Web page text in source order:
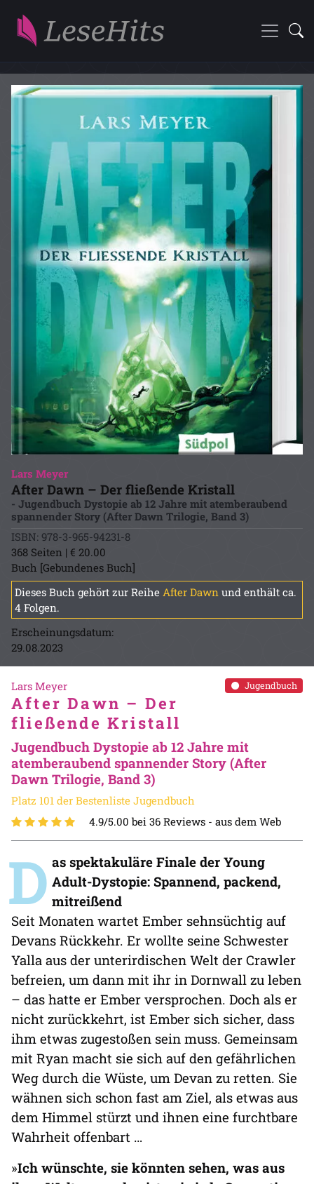
Lars Meyer
After Dawn – Der fließende Kristall
- Jugendbuch Dystopie ab 12 Jahre mit atemberaubend
spannender Story (After Dawn Trilogie, Band 3)
ISBN: 978-3-965-94231-8
368 Seiten | € 20.00
Buch [Gebundenes Buch]
Dieses Buch gehört zur Reihe After Dawn und enthält ca.
4 Folgen.
Erscheinungsdatum:
29.08.2023
Jugendbuch
Lars Meyer
After Dawn – Der
fließende Kristall
Jugendbuch Dystopie ab 12 Jahre mit
atemberaubend spannender Story (After
Dawn Trilogie, Band 3)
Platz 101 der Bestenliste Jugendbuch
4.9/5.00 bei 36 Reviews - aus dem Web
D as spektakuläre Finale der Young
Adult-Dystopie: Spannend, packend,
mitreißend
Seit Monaten wartet Ember sehnsüchtig auf
Devans Rückkehr. Er wollte seine Schwester
Yalla aus der unterirdischen Welt der Crawler
befreien, um dann mit ihr in Dornwall zu leben
– das hatte er Ember versprochen. Doch als er
nicht zurückkehrt, ist Ember sich sicher, dass
ihm etwas zugestoßen sein muss. Gemeinsam
mit Ryan macht sie sich auf den gefährlichen
Weg durch die Wüste, um Devan zu retten. Sie
wähnen sich schon fast am Ziel, als etwas aus
dem Himmel stürzt und ihnen eine furchtbare
Wahrheit offenbart …
»Ich wünschte, sie könnten sehen, was aus